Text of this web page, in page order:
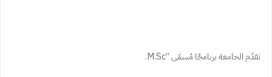
تقدّم الجامعة برنامجًا مُسمّى “M.Sc.